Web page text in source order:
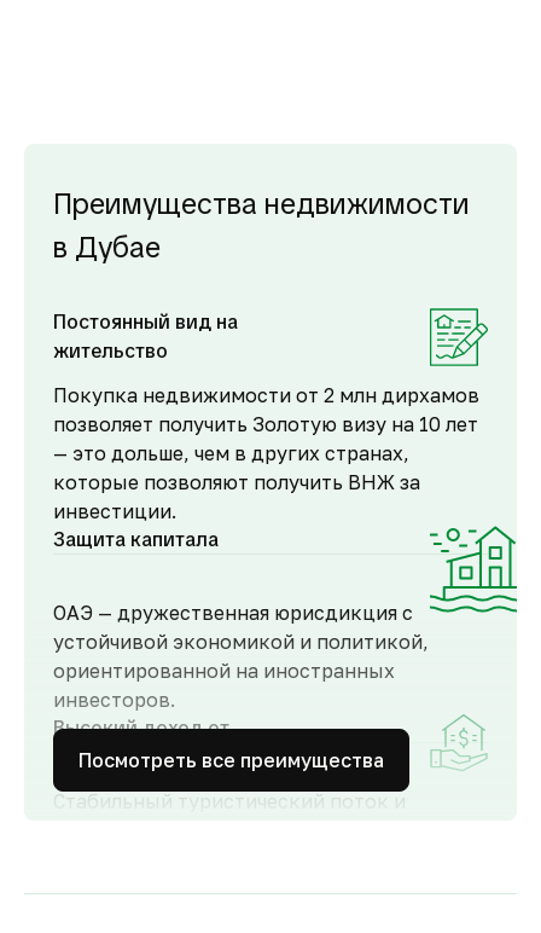
Преимущества недвижимости
в Дубае
Постоянный вид на
жительство
Покупка недвижимости от 2 млн дирхамов
позволяет получить Золотую визу на 10 лет
— это дольше, чем в других странах,
которые позволяют получить ВНЖ за
инвестиции.
Защита капитала
ОАЭ — дружественная юрисдикция с
устойчивой экономикой и политикой,
ориентированной на иностранных
инвесторов.
Высокий доход от
аренды
Стабильный туристический поток и
доходность для инвесторов как от
Посмотреть все преимущества